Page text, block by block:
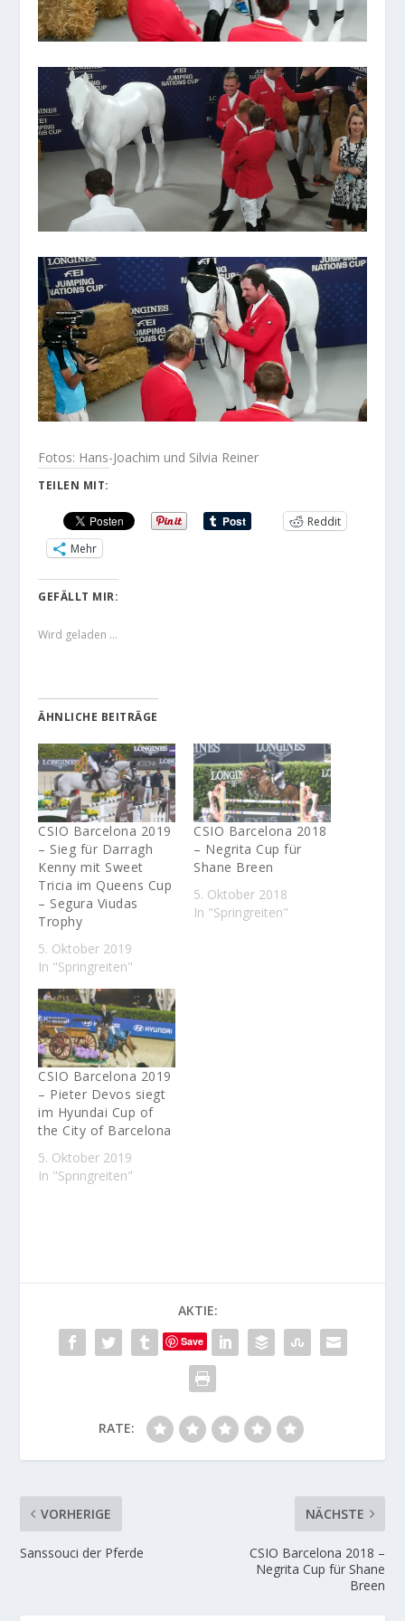
Fotos: Hans-Joachim und Silvia Reiner
TEILEN MIT:
Reddit
Mehr
GEFÄLLT MIR:
Wird geladen …
ÄHNLICHE BEITRÄGE
CSIO Barcelona 2019
– Sieg für Darragh
Kenny mit Sweet
Tricia im Queens Cup
– Segura Viudas
Trophy
5. Oktober 2019
In "Springreiten"
CSIO Barcelona 2018
– Negrita Cup für
Shane Breen
5. Oktober 2018
In "Springreiten"
CSIO Barcelona 2019
– Pieter Devos siegt
im Hyundai Cup of
the City of Barcelona
5. Oktober 2019
In "Springreiten"
AKTIE:
Save
RATE:
VORHERIGE
Sanssouci der Pferde
NÄCHSTE
CSIO Barcelona 2018 –
Negrita Cup für Shane
Breen